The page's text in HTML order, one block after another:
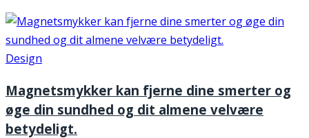
Design
Magnetsmykker kan fjerne dine smerter og
øge din sundhed og dit almene velvære
betydeligt.